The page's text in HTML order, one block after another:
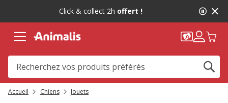
message,
Click & collect 2h offert !
Accueil Chiens Jouets